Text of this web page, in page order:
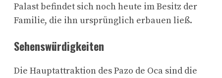
Palast befindet sich noch heute im Besitz der
Familie, die ihn ursprünglich erbauen ließ.
Sehenswürdigkeiten
Die Hauptattraktion des Pazo de Oca sind die